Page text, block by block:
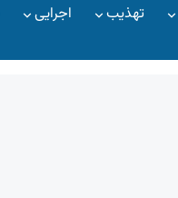
تهذیب اجرایی